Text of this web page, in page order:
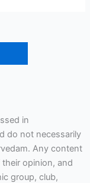
in
do not necessarily
Any content
opinion, and
group, club,